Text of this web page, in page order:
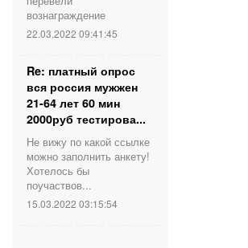
вознаграждение
22.03.2022 09:41:45
Re: платный опрос
вся россия мужжен
21-64 лет 60 мин
2000руб тестирова...
Не вижу по какой ссылке
можно заполнить анкету!
Хотелось бы
поучаствов...
15.03.2022 03:15:54